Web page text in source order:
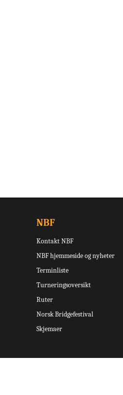
NBF
Kontakt NBF
NBF hjemmeside og nyheter
Terminliste
Turneringsoversikt
Ruter
Norsk Bridgefestival
Skjemaer